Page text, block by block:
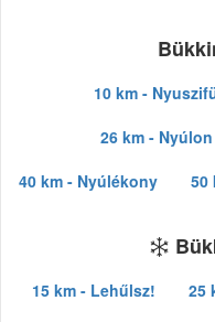
10 km -
26 km -
40 km - Nyúlékony
50
15 km - Lehűlsz! 25